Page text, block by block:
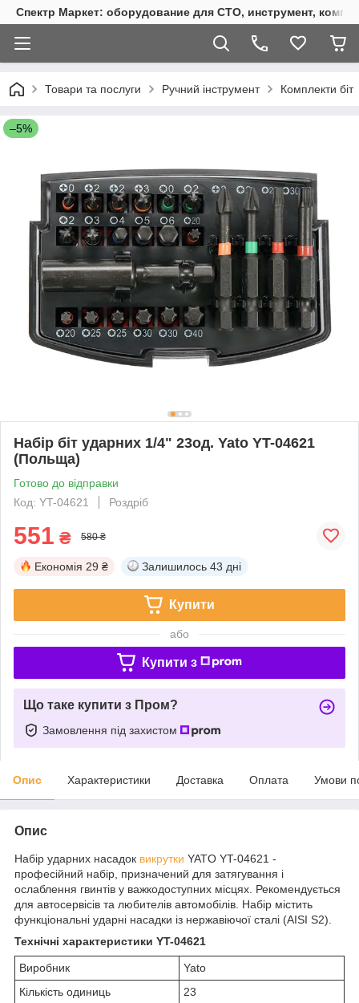
Спектр Маркет: оборудование для СТО, инструмент,
Товари та послуги Ручний інструмент Комплекти біт
–5%
Набір біт ударних 1/4" 23од. Yato YT-04621
(Польща)
Готово до відправки
Код: YT-04621
Роздріб
551 ₴ 580 ₴
Економія 29 ₴ Залишилось 43 дні
Купити
або
Купити з
Що таке купити з Пром?
Замовлення під захистом
Опис Характеристики Доставка Оплата Умови
Опис
Набір ударних насадок викрутки YATO YT-04621 -
професійний набір, призначений для затягування і
ослаблення гвинтів у важкодоступних місцях. Рекомендується
для автосервісів та любителів автомобілів. Набір містить
функціональні ударні насадки із нержавіючої сталі (AISI S2).
Технічні характеристики YT-04621
Виробник
Yato
Кількість одиниць
23